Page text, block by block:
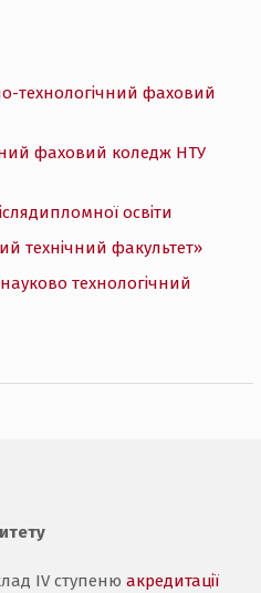
технологічний фаховий
фаховий коледж НТУ
освіти
технічний факультет»
технологічний
IV ступенюакредитації